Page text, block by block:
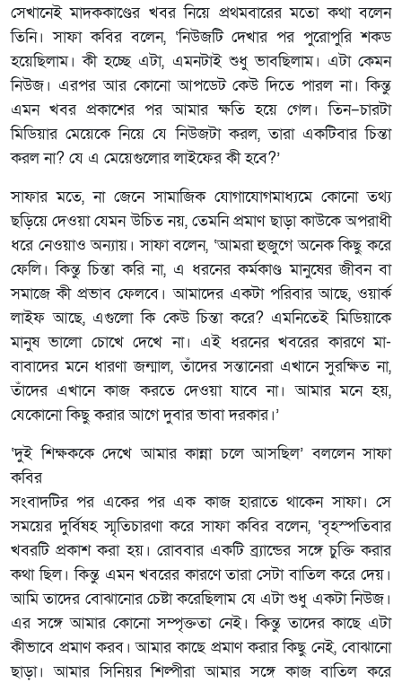
সেখানেই মাদককাণ্ডের খবর নিয়ে প্রথমবারের মতো কথা বলেন
তিনি। সাফা কবির বলেন, ‘নিউজটি দেখার পর পুরোপুরি শকড
হয়েছিলাম। কী হচ্ছে এটা, এমনটাই শুধু ভাবছিলাম। এটা কেমন
নিউজ। এরপর আর কোনো আপডেট কেউ দিতে পারল না। কিন্তু
এমন খবর প্রকাশের পর আমার ক্ষতি হয়ে গেল। তিন–চারটা
মিডিয়ার মেয়েকে নিয়ে যে নিউজটা করল, তারা একটিবার চিন্তা
করল না? যে এ মেয়েগুলোর লাইফের কী হবে?’
সাফার মতে, না জেনে সামাজিক যোগাযোগমাধ্যমে কোনো তথ্য
ছড়িয়ে দেওয়া যেমন উচিত নয়, তেমনি প্রমাণ ছাড়া কাউকে অপরাধী
ধরে নেওয়াও অন্যায়। সাফা বলেন, ‘আমরা হুজুগে অনেক কিছু করে
ফেলি। কিন্তু চিন্তা করি না, এ ধরনের কর্মকাণ্ড মানুষের জীবন বা
সমাজে কী প্রভাব ফেলবে। আমাদের একটা পরিবার আছে, ওয়ার্ক
লাইফ আছে, এগুলো কি কেউ চিন্তা করে? এমনিতেই মিডিয়াকে
মানুষ ভালো চোখে দেখে না। এই ধরনের খবরের কারণে মা-
বাবাদের মনে ধারণা জন্মাল, তাঁদের সন্তানেরা এখানে সুরক্ষিত না,
তাঁদের এখানে কাজ করতে দেওয়া যাবে না। আমার মনে হয়,
যেকোনো কিছু করার আগে দুবার ভাবা দরকার।’
‘দুই শিক্ষককে দেখে আমার কান্না চলে আসছিল’ বললেন সাফা
কবির
সংবাদটির পর একের পর এক কাজ হারাতে থাকেন সাফা। সে
সময়ের দুর্বিষহ স্মৃতিচারণা করে সাফা কবির বলেন, ‘বৃহস্পতিবার
খবরটি প্রকাশ করা হয়। রোববার একটি ব্র্যান্ডের সঙ্গে চুক্তি করার
কথা ছিল। কিন্তু এমন খবরের কারণে তারা সেটা বাতিল করে দেয়।
আমি তাদের বোঝানোর চেষ্টা করেছিলাম যে এটা শুধু একটা নিউজ।
এর সঙ্গে আমার কোনো সম্পৃক্ততা নেই। কিন্তু তাদের কাছে এটা
কীভাবে প্রমাণ করব। আমার কাছে প্রমাণ করার কিছু নেই, বোঝানো
ছাড়া। আমার সিনিয়র শিল্পীরা আমার সঙ্গে কাজ বাতিল করে